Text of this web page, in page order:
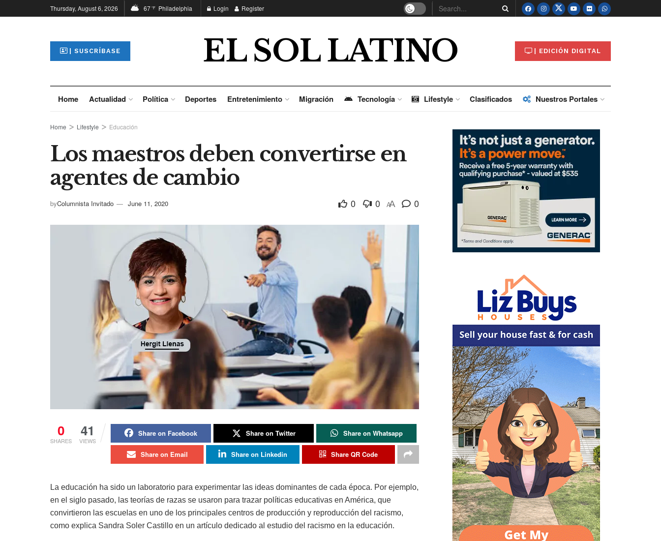
Thursday, August 6, 2026 67°F Philadelphia Login Register
| SUSCRÍBASE EL SOL LATINO | EDICIÓN DIGITAL
Home Actualidad Política Deportes Entretenimiento Migración Tecnología Lifestyle Clasificados Nuestros Portales
Home Lifestyle Educación
Los maestros deben convertirse en
agentes de cambio
byColumnista Invitado June 11, 2020 0 0 AA 0
0
SHARES
41
VIEWS
Share on Facebook Share on Twitter Share on Whatsapp
Share on Email Share on Linkedin Share QR Code
La educación ha sido un laboratorio para experimentar las ideas dominantes de cada época. Por ejemplo,
en el siglo pasado, las teorías de razas se usaron para trazar políticas educativas en América, que
convirtieron las escuelas en uno de los principales centros de producción y reproducción del racismo,
como explica Sandra Soler Castillo en un artículo dedicado al estudio del racismo en la educación.